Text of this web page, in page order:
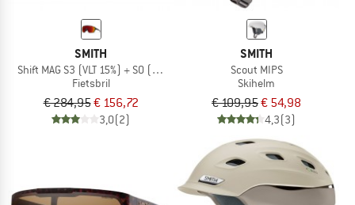
SMITH
Shift MAG S3 (VLT 15%) + S0 (VLT 90%)
Fietsbril
€ 284,95€ 156,72
3,0(2)
SMITH
Scout MIPS
Skihelm
€ 109,95€ 54,98
4,3(3)